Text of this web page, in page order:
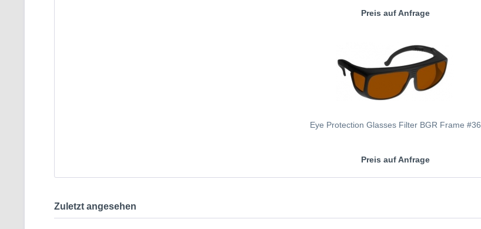
Preis auf Anfrage
Eye Protection Glasses Filter BGR Frame #36
Preis auf Anfrage
Zuletzt angesehen